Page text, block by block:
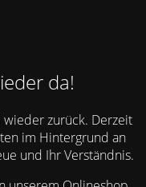
da!
zurück. Derzeit
im Hintergrund an
und Ihr Verständnis.